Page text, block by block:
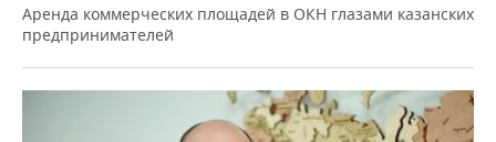
Аренда коммерческих площадей в ОКН глазами казанских
предпринимателей